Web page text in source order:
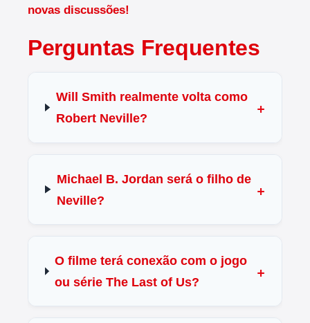
novas discussões!
Perguntas Frequentes
Will Smith realmente volta como
Robert Neville?
Michael B. Jordan será o filho de
Neville?
O filme terá conexão com o jogo
ou série The Last of Us?